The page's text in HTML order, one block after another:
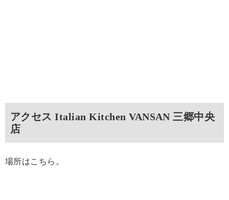
アクセス Italian Kitchen VANSAN 三郷中央
店
場所はこちら。